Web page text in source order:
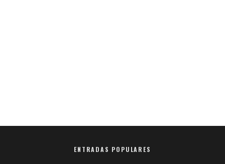
ENTRADAS POPULARES